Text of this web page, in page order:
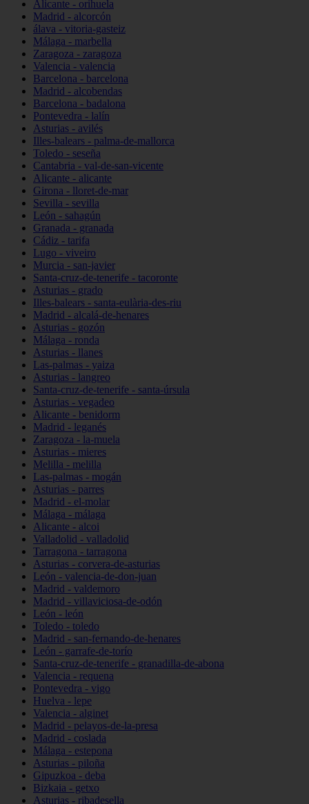
Alicante - orihuela
Madrid - alcorcón
álava - vitoria-gasteiz
Málaga - marbella
Zaragoza - zaragoza
Valencia - valencia
Barcelona - barcelona
Madrid - alcobendas
Barcelona - badalona
Pontevedra - lalín
Asturias - avilés
Illes-balears - palma-de-mallorca
Toledo - seseña
Cantabria - val-de-san-vicente
Alicante - alicante
Girona - lloret-de-mar
Sevilla - sevilla
León - sahagún
Granada - granada
Cádiz - tarifa
Lugo - viveiro
Murcia - san-javier
Santa-cruz-de-tenerife - tacoronte
Asturias - grado
Illes-balears - santa-eulària-des-riu
Madrid - alcalá-de-henares
Asturias - gozón
Málaga - ronda
Asturias - llanes
Las-palmas - yaiza
Asturias - langreo
Santa-cruz-de-tenerife - santa-úrsula
Asturias - vegadeo
Alicante - benidorm
Madrid - leganés
Zaragoza - la-muela
Asturias - mieres
Melilla - melilla
Las-palmas - mogán
Asturias - parres
Madrid - el-molar
Málaga - málaga
Alicante - alcoi
Valladolid - valladolid
Tarragona - tarragona
Asturias - corvera-de-asturias
León - valencia-de-don-juan
Madrid - valdemoro
Madrid - villaviciosa-de-odón
León - león
Toledo - toledo
Madrid - san-fernando-de-henares
León - garrafe-de-torío
Santa-cruz-de-tenerife - granadilla-de-abona
Valencia - requena
Pontevedra - vigo
Huelva - lepe
Valencia - alginet
Madrid - pelayos-de-la-presa
Madrid - coslada
Málaga - estepona
Asturias - piloña
Gipuzkoa - deba
Bizkaia - getxo
Asturias - ribadesella